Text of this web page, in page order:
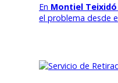
En Montiel
el problema desde